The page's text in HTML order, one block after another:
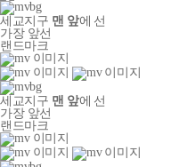
세교지구 맨 앞에 선
가장 앞선
랜드마크
세교지구 맨 앞에 선
가장 앞선
랜드마크